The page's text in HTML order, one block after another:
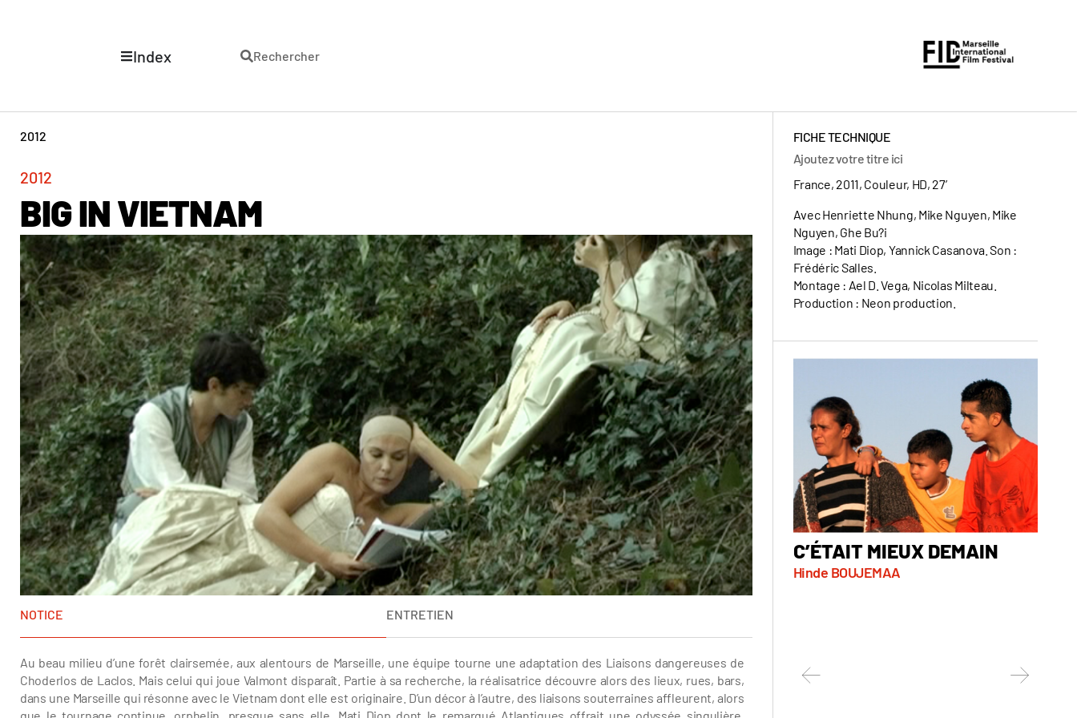
Rechercher
Index
2012
2012
BIG IN VIETNAM
NOTICE ENTRETIEN
Au beau milieu d’une forêt clairsemée, aux alentours de Marseille, une équipe tourne une adaptation des Liaisons dangereuses de
Choderlos de Laclos. Mais celui qui joue Valmont disparaît. Partie à sa recherche, la réalisatrice découvre alors des lieux, rues, bars,
dans une Marseille qui résonne avec le Vietnam dont elle est originaire. D’un décor à l’autre, des liaisons souterraines affleurent, alors
FICHE TECHNIQUE
Ajoutez votre titre ici
France, 2011, Couleur, HD, 27’
Avec Henriette Nhung, Mike Nguyen, Mike
Nguyen, Ghe Bu?i
Image : Mati Diop, Yannick Casanova. Son :
Frédéric Salles.
Montage : Ael D. Vega, Nicolas Milteau.
Production : Neon production.
C’ÉTAIT MIEUX DEMAIN
Hinde BOUJEMAA